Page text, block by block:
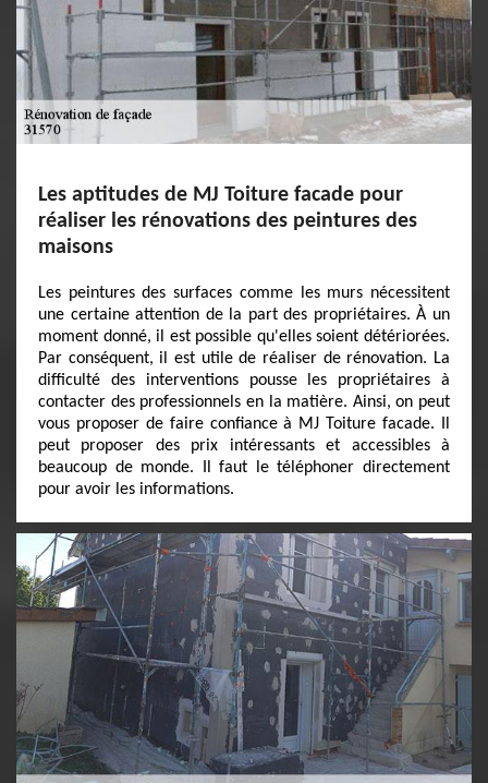
Les aptitudes de MJ Toiture facade pour
réaliser les rénovations des peintures des
maisons
Les peintures des surfaces comme les murs nécessitent
une certaine attention de la part des propriétaires. À un
moment donné, il est possible qu'elles soient détériorées.
Par conséquent, il est utile de réaliser de rénovation. La
difficulté des interventions pousse les propriétaires à
contacter des professionnels en la matière. Ainsi, on peut
vous proposer de faire confiance à MJ Toiture facade. Il
peut proposer des prix intéressants et accessibles à
beaucoup de monde. Il faut le téléphoner directement
pour avoir les informations.